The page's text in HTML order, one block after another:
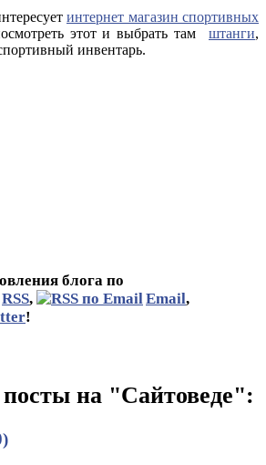
интернет магазин спортивных
этот и выбрать там штанги,
инвентарь.
блога по
RSS, Email,
!
на "Сайтоведе":